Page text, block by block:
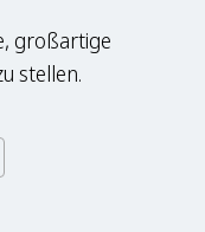
großartige
stellen.